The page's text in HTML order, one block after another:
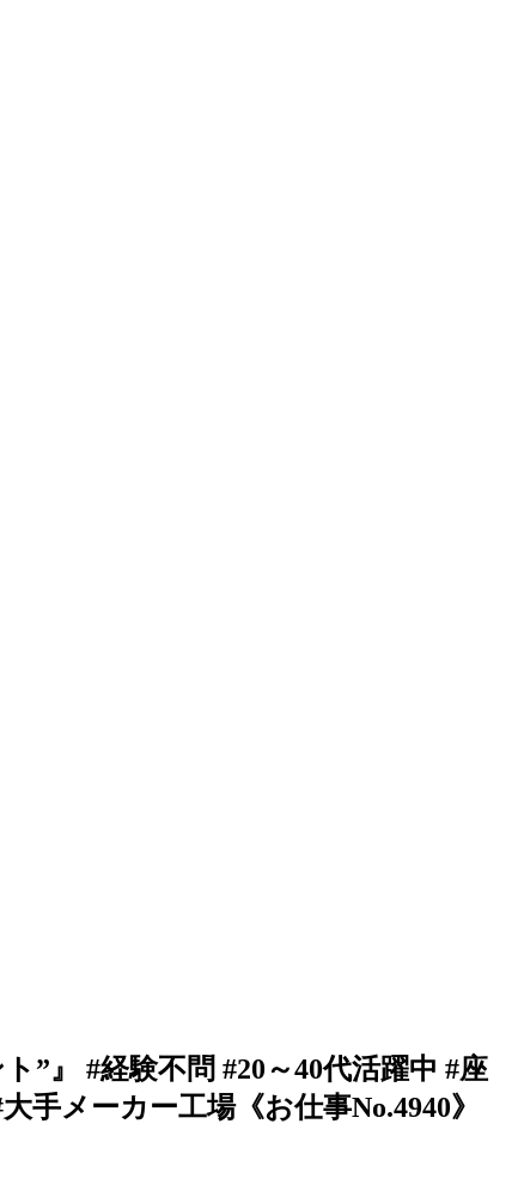
”』 #経験不問 #20～40代活躍中 #座
手メーカー工場《お仕事No.4940》